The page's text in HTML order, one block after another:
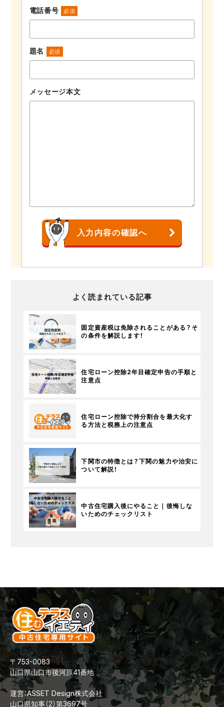
電話番号 必須
題名 必須
メッセージ本文
よく読まれている記事
固定資産税は免除されることがある？そ
の条件を解説します！
住宅ローン控除2年目確定申告の手順と
注意点
住宅ローン控除で持分割合を最大化す
る方法と税務上の注意点
下関市の特徴とは？下関の魅力や治安に
ついて解説！
中古住宅購入後にやること｜後悔しな
いためのチェックリスト
〒753-0083
山口県山口市後河原41番地
運営：ASSET Design株式会社
山口県知事（2）第3697号